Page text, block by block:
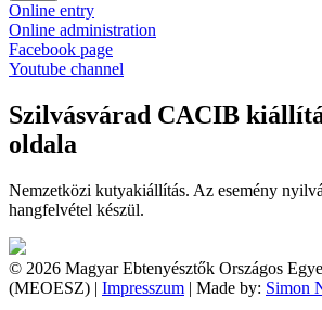
Online entry
Online administration
Facebook page
Youtube channel
Szilvásvárad CACIB
oldala
Nemzetközi kutyakiállítás. Az esemény
hangfelvétel készül.
© 2026 Magyar Ebtenyésztők Országos
(MEOESZ) | Impresszum | Made by: Simon